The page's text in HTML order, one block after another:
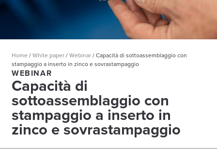
Home /White paper/Webinar/Capacità di sottoassemblaggio con
stampaggio a inserto in zinco e sovrastampaggio
WEBINAR
Capacità di
sottoassemblaggio con
stampaggio a inserto in
zinco e sovrastampaggio